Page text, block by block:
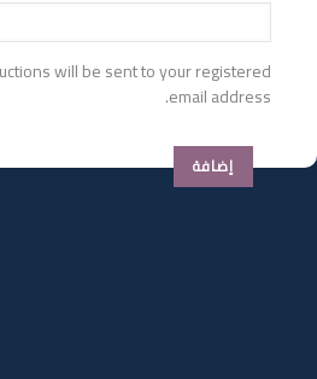
will be sent to your registered
email address.